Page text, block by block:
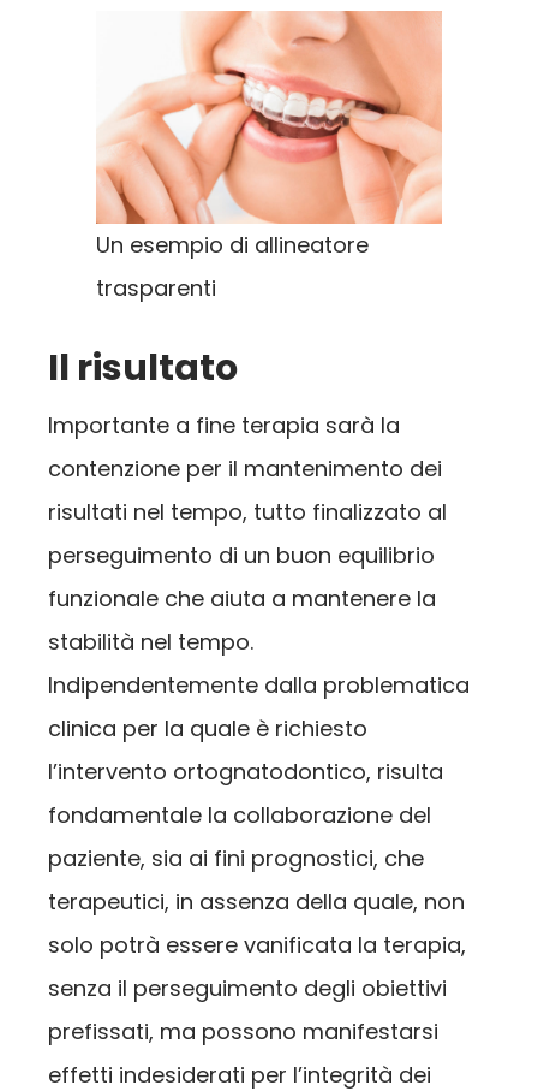
Un esempio di allineatore
trasparenti
Il risultato
Importante a fine terapia sarà la
contenzione per il mantenimento dei
risultati nel tempo, tutto finalizzato al
perseguimento di un buon equilibrio
funzionale che aiuta a mantenere la
stabilità nel tempo.
Indipendentemente dalla problematica
clinica per la quale è richiesto
l’intervento ortognatodontico, risulta
fondamentale la collaborazione del
paziente, sia ai fini prognostici, che
terapeutici, in assenza della quale, non
solo potrà essere vanificata la terapia,
senza il perseguimento degli obiettivi
prefissati, ma possono manifestarsi
effetti indesiderati per l’integrità dei